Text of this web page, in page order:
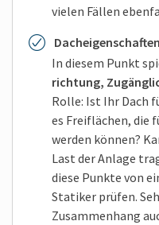
vielen Fällen
In diesem Punkt
richtung,
Rolle: Ist Ihr Dach
es Frei­flächen, die
werden können?
Last der Anlage
diese Punkte von
Statiker prüfen.
Zusammen­hang